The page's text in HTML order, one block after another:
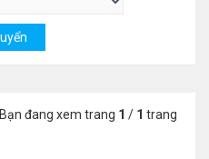
Bạn đang xem trang 1 / 1 trang